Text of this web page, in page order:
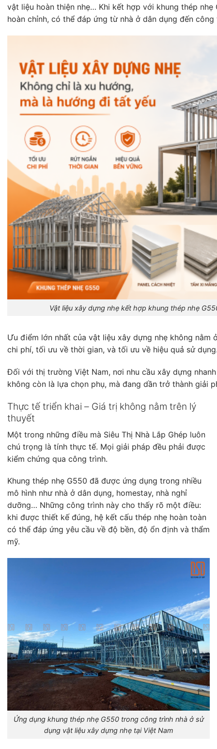
vật liệu hoàn thiện nhẹ… Khi kết hợp với khung thép
hoàn chỉnh, có thể đáp ứng từ nhà ở dân dụng đến
Vật liệu xây dựng nhẹ kết hợp khung thép nhẹ
Ưu điểm lớn nhất của vật liệu xây dựng nhẹ không nằm
chi phí, tối ưu về thời gian, và tối ưu về hiệu quả sử
Đối với thị trường Việt Nam, nơi nhu cầu xây dựng
không còn là lựa chọn phụ, mà đang dần trở thành giải
Thực tế triển khai – Giá trị không nằm trên lý
thuyết
Một trong những điều mà Siêu Thị Nhà Lắp Ghép luôn
chú trọng là tính thực tế. Mọi giải pháp đều phải được
kiểm chứng qua công trình.
Khung thép nhẹ G550 đã được ứng dụng trong nhiều
mô hình như nhà ở dân dụng, homestay, nhà nghỉ
dưỡng… Những công trình này cho thấy rõ một điều:
khi được thiết kế đúng, hệ kết cấu thép nhẹ hoàn toàn
có thể đáp ứng yêu cầu về độ bền, độ ổn định và thẩm
mỹ.
Ứng dụng khung thép nhẹ G550 trong công trình nhà ở sử
dụng vật liệu xây dựng nhẹ tại Việt Nam